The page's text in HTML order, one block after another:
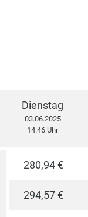
Dienstag
03.06.2025
14:46 Uhr
280,94 €
294,57 €